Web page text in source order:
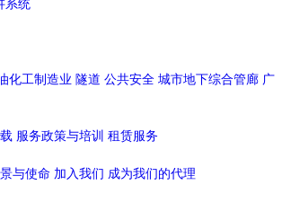
化工制造业 隧道 公共安全 城市地下综合管廊 广
服务政策与培训 租赁服务
与使命 加入我们 成为我们的代理